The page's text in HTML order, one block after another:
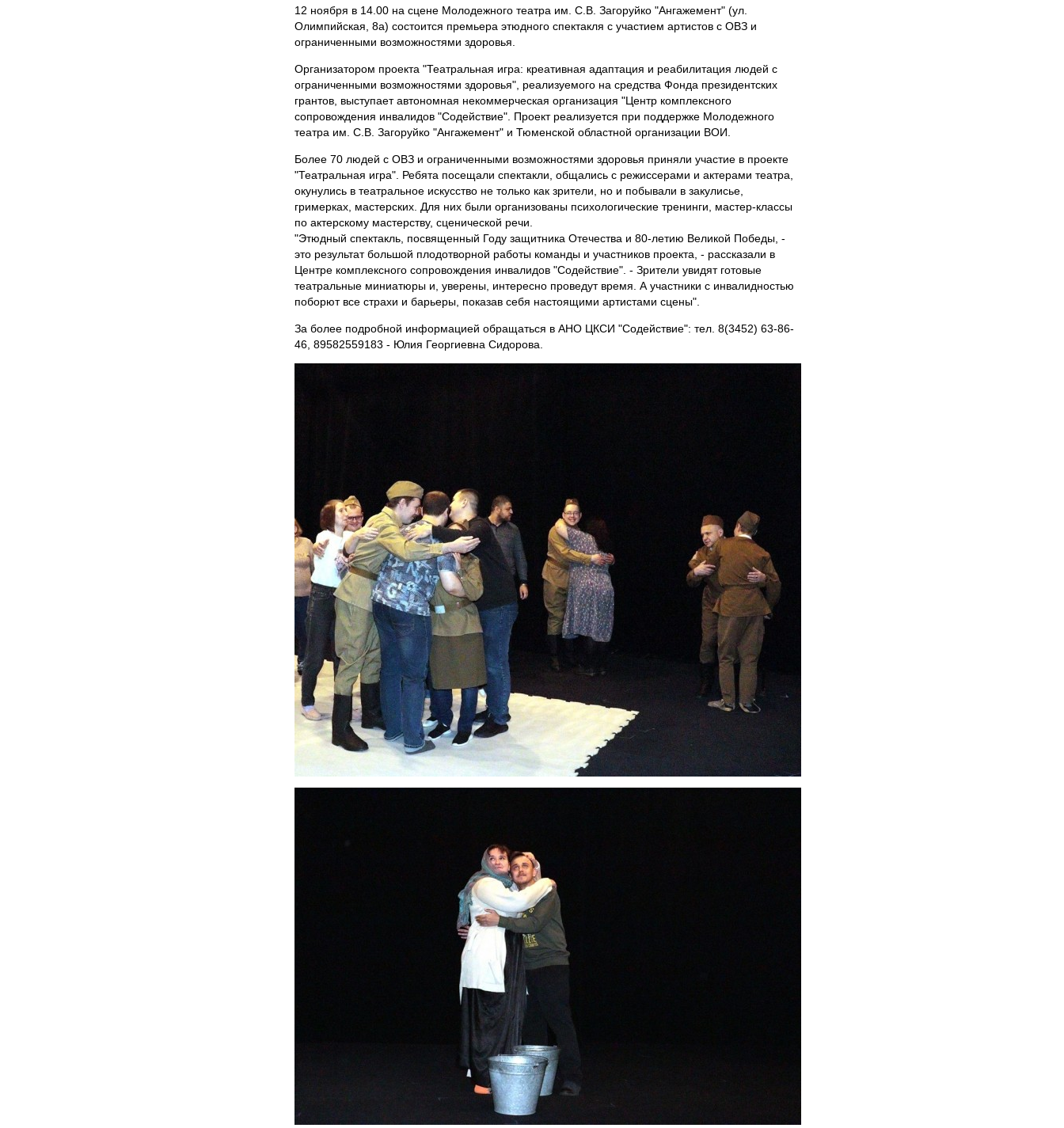
12 ноября в 14.00 на сцене Молодежного театра им. С.В. Загоруйко "Ангажемент" (ул.
Олимпийская, 8а) состоится премьера этюдного спектакля с участием артистов с ОВЗ и
ограниченными возможностями здоровья.
Организатором проекта "Театральная игра: креативная адаптация и реабилитация людей с
ограниченными возможностями здоровья", реализуемого на средства Фонда президентских
грантов, выступает автономная некоммерческая организация "Центр комплексного
сопровождения инвалидов "Содействие". Проект реализуется при поддержке Молодежного
театра им. С.В. Загоруйко "Ангажемент" и Тюменской областной организации ВОИ.
Более 70 людей с ОВЗ и ограниченными возможностями здоровья приняли участие в проекте
"Театральная игра". Ребята посещали спектакли, общались с режиссерами и актерами театра,
окунулись в театральное искусство не только как зрители, но и побывали в закулисье,
гримерках, мастерских. Для них были организованы психологические тренинги, мастер-классы
по актерскому мастерству, сценической речи.
"Этюдный спектакль, посвященный Году защитника Отечества и 80-летию Великой Победы, -
это результат большой плодотворной работы команды и участников проекта, - рассказали в
Центре комплексного сопровождения инвалидов "Содействие". - Зрители увидят готовые
театральные миниатюры и, уверены, интересно проведут время. А участники с инвалидностью
поборют все страхи и барьеры, показав себя настоящими артистами сцены".
За более подробной информацией обращаться в АНО ЦКСИ "Содействие": тел. 8(3452) 63-86-
46, 89582559183 - Юлия Георгиевна Сидорова.